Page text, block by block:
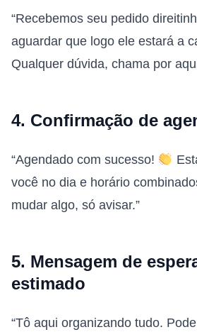
“Recebemos seu pedido
aguardar que logo ele estará a
Qualquer dúvida, chama por
4. Confirmação de
“Agendado com sucesso!
você no dia e horário
mudar algo, só avisar.”
5. Mensagem de
estimado
“Tô aqui organizando tudo.